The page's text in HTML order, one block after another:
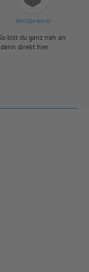
Wettbewerb
bist du ganz nah an
direkt hier